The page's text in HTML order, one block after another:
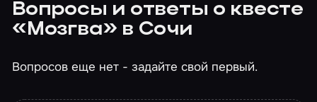
Вопросы и ответы о квесте
«Мозгва» в Сочи
Вопросов еще нет - задайте свой первый.